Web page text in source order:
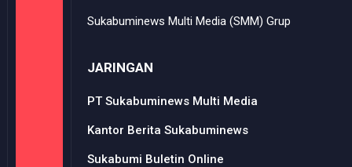
Sukabuminews Multi Media (SMM) Grup
JARINGAN
PT Sukabuminews Multi Media
Kantor Berita Sukabuminews
Sukabumi Buletin Online